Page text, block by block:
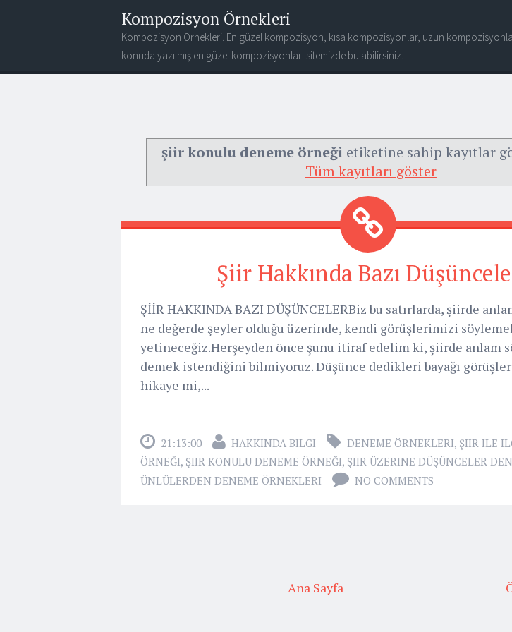
Kompozisyon Örnekleri
Kompozisyon Örnekleri. En güzel kompozisyon, kısa kompozisyonlar, uzun
konuda yazılmış en güzel kompozisyonları sitemizde bulabilirsiniz.
şiir konulu deneme örneğietiketine sahip kayıtlar
Tüm kayıtları göster
Şiir Hakkında Bazı
ŞİİR HAKKINDA BAZI DÜŞÜNCELERBiz bu satırlarda, şiirde
ne değerde şeyler olduğu üzerinde, kendi görüşlerimizi
yetineceğiz.Herşeyden önce şunu itiraf edelim ki, şiirde anlam
demek istendiğini bilmiyoruz. Düşünce dedikleri bayağı görüşler
hikaye mi,...
21:13:00 HAKKINDA BILGI DENEME ÖRNEKLERI, ŞIIR ILE
ÖRNEĞI, ŞIIR KONULU DENEME ÖRNEĞI, ŞIIR ÜZERINE DÜŞÜNCELER
ÜNLÜLERDEN DENEME ÖRNEKLERI
NO COMMENTS
Ana Sayfa